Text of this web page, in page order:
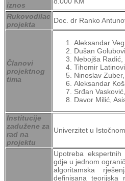
iznos
Rukovodilac
projekta
Doc. dr Ranko
Članovi
projektnog
tima
Aleksandar
Dušan
Nebojša Radić,
Tihomir
Ninoslav
Aleksandar
Srđan
Davor Milić,
Institucije
zadužene za
rad na
projektu
Univerzitet u
Upotreba
gdje u jednom
algoritamska
definisana teorijska